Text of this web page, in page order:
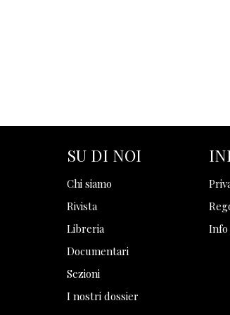
SU DI NOI
Chi siamo
Rivista
Libreria
Documentari
Sezioni
I nostri dossier